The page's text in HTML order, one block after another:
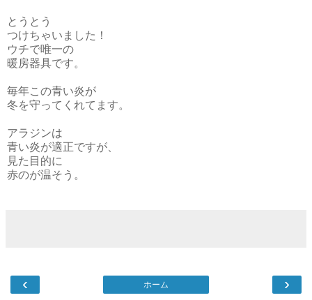
とうとう
つけちゃいました！
ウチで唯一の
暖房器具です。
毎年この青い炎が
冬を守ってくれてます。
アラジンは
青い炎が適正ですが、
見た目的に
赤のが温そう。
‹ ›
ホーム